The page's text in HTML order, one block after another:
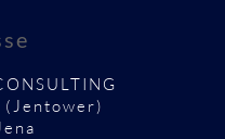
(Jentower)